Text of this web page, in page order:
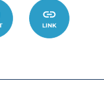
https://
Link